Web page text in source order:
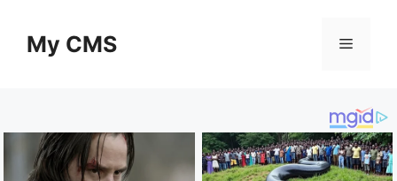
contentMy CMS Menu